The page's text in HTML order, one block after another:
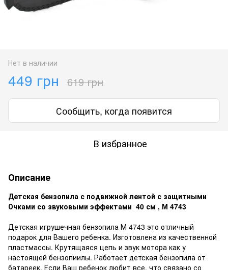
Нет в наличии
449 грн 619 грн
Сообщить, когда появится
В избранное
Описание
Детская бензопила с подвижной лентой с защитными
Очками со звуковыми эффектами 40 см , М 4743
Детская игрушечная бензопила М 4743 это отличный
подарок для Вашего ребенка. Изготовлена из качественной
пластмассы. Крутящаяся цепь и звук мотора как у
настоящей бензопиилы. Работает детская бензопила от
батареек. Если Ваш ребенок любит все, что связано со